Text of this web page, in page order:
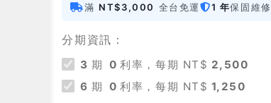
滿 NT$3,000 全台免運 1 年保固維修
分期資訊：
3 期 0 利率，每期 NT$ 2,500
6 期 0 利率，每期 NT$ 1,250